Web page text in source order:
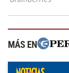
MÁS EN